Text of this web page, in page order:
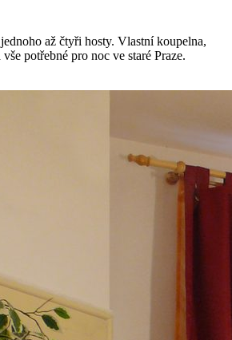
až čtyři hosty. Vlastní koupelna,
potřebné pro noc ve staré Praze.